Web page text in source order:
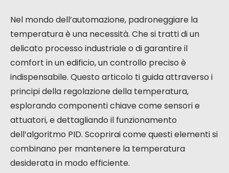
Nel mondo dell’automazione, padroneggiare la
temperatura è una necessità. Che si tratti di un
delicato processo industriale o di garantire il
comfort in un edificio, un controllo preciso è
indispensabile. Questo articolo ti guida attraverso i
principi della regolazione della temperatura,
esplorando componenti chiave come sensori e
attuatori, e dettagliando il funzionamento
dell’algoritmo PID. Scoprirai come questi elementi si
combinano per mantenere la temperatura
desiderata in modo efficiente.